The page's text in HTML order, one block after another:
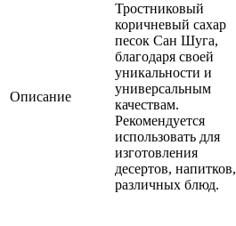
Описание
Тростниковый
коричневый сахар
песок Сан Шуга,
благодаря своей
уникальности и
универсальным
качествам.
Рекомендуется
использовать для
изготовления
десертов, напитков,
различных блюд.